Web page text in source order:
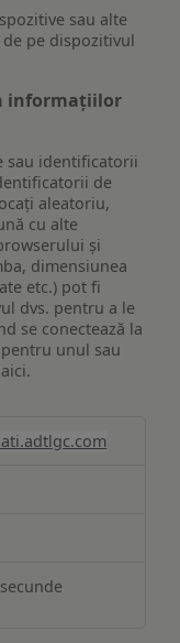
sau alte
pe dispozitivul
informațiilor
sau identificatorii
de
aleatoriu,
cu alte
și
dimensiunea
etc.) pot fi
dvs. pentru a le
se conectează la
unul sau